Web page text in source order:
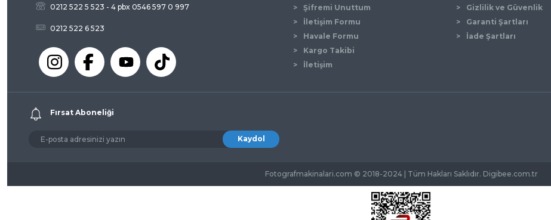
Gönder
0212 522 5 523 - 4 pbx 0546 597 0 997
0212 522 6 523
Şifremi Unuttum
İletişim Formu
Havale Formu
Kargo Takibi
İletişim
Gizlilik ve Güvenlik
Garanti Şartları
İade Şartları
Fırsat Aboneliği
Kaydol
Fotografmakinalari.com © 2018-2024 | Tüm Hakları Saklıdır. Digibee.com.tr